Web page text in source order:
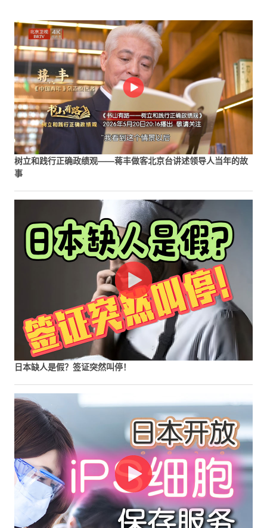
树立和践行正确政绩观——蒋丰做客北京台讲述领导人当年的故
事
日本缺人是假？签证突然叫停！